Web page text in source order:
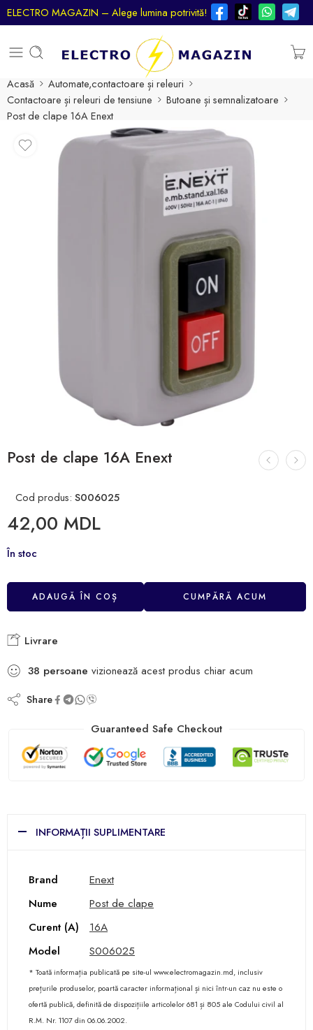
ELECTRO MAGAZIN – Alege lumina potrivită!
Acasă
Automate,contactoare și releuri
Contactoare și releuri de tensiune
Butoane și semnalizatoare
Post de clape 16A Enext
Post de clape 16A Enext
Cod produs: S006025
42,00 MDL
În stoc
ADAUGĂ ÎN COȘ CUMPĂRĂ ACUM
Livrare
38 persoane vizionează acest produs chiar acum
Share
Guaranteed Safe Checkout
INFORMAȚII SUPLIMENTARE
Brand
Enext
Nume
Post de clape
Curent (A)
16A
Model
S006025
* Toată informația publicată pe site-ul www.electromagazin.md, inclusiv
prețurile produselor, poartă caracter informațional și nici într-un caz nu este o
ofertă publică, definită de dispozițiile articolelor 681 și 805 ale Codului civil al
R.M. Nr. 1107 din 06.06.2002.